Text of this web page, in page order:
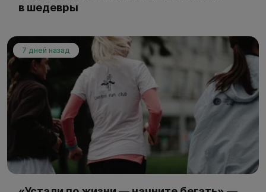
в шедевры
7 дней назад